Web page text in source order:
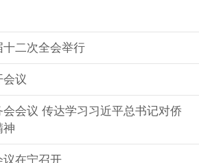
二次全会举行
议
会议 传达学习习近平总书记对侨
神
议在宁召开